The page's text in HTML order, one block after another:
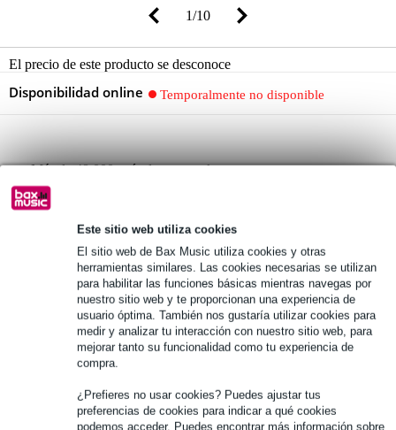
Este sitio web utiliza cookies
El sitio web de Bax Music utiliza cookies y otras
herramientas similares. Las cookies necesarias se utilizan
para habilitar las funciones básicas mientras navegas por
nuestro sitio web y te proporcionan una experiencia de
usuario óptima. También nos gustaría utilizar cookies para
medir y analizar tu interacción con nuestro sitio web, para
mejorar tanto su funcionalidad como tu experiencia de
compra.
¿Prefieres no usar cookies? Puedes ajustar tus
preferencias de cookies para indicar a qué cookies
podemos acceder. Puedes encontrar más información sobre
1/10
El precio de este producto se desconoce
Disponibilidad online Temporalmente no disponible
Más de 48.000 artículos en stock
1.250 marcas líderes
Información del producto
UDG Ultimate Flight Case 4
Adecuado para:
1 x Pioneer DJM-A9 y 3 x CDJ-3000 y
populares de Allen & Heath, Denon, Rane, Reloop, etc.
Especificaciones completas